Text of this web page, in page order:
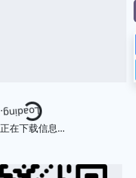
Loading...
正在下载信息...